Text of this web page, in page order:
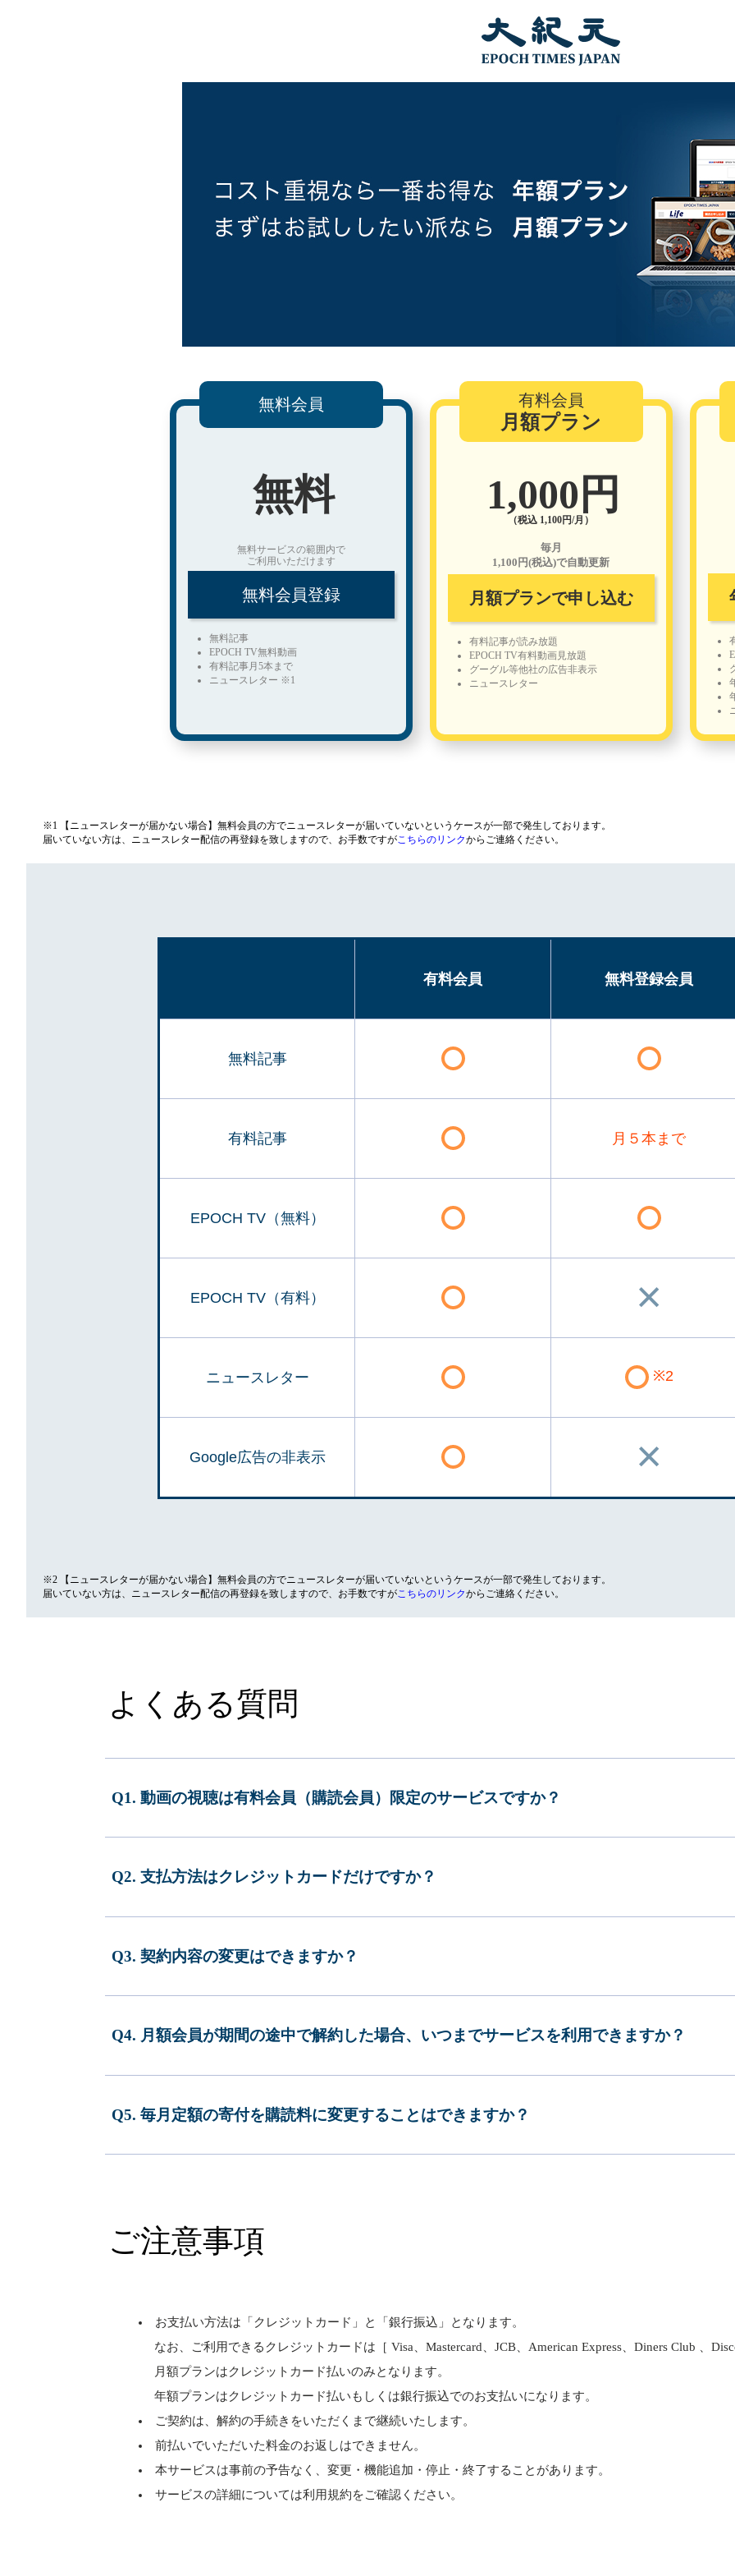
無料会員
無料
無料サービスの範囲内で
ご利用いただけます
無料会員登録
無料記事
EPOCH TV無料動画
有料記事月5本まで
ニュースレター ※1
有料会員
月額プラン
1,000円
（税込 1,100円/月）
毎月
1,100円(税込)で自動更新
月額プランで申し込む
有料記事が読み放題
EPOCH TV有料動画見放題
グーグル等他社の広告非表示
ニュースレター
※1 【ニュースレターが届かない場合】無料会員の方でニュースレターが届いていないというケースが一部で発生しております。
届いていない方は、ニュースレター配信の再登録を致しますので、お手数ですがこちらのリンクからご連絡ください。
有料会員 無料登録会員
無料記事
有料記事 月５本まで
EPOCH TV（無料）
EPOCH TV（有料）
ニュースレター ※2
Google広告の非表示
※2 【ニュースレターが届かない場合】無料会員の方でニュースレターが届いていないというケースが一部で発生しております。
届いていない方は、ニュースレター配信の再登録を致しますので、お手数ですがこちらのリンクからご連絡ください。
よくある質問
Q1. 動画の視聴は有料会員（購読会員）限定のサービスですか？
Q2. 支払方法はクレジットカードだけですか？
Q3. 契約内容の変更はできますか？
Q4. 月額会員が期間の途中で解約した場合、いつまでサービスを利用できますか？
Q5. 毎月定額の寄付を購読料に変更することはできますか？
ご注意事項
お支払い方法は「クレジットカード」と「銀行振込」となります。
なお、ご利用できるクレジットカードは［ Visa、Mastercard、JCB、American Express、Diners Club 、
月額プランはクレジットカード払いのみとなります。
年額プランはクレジットカード払いもしくは銀行振込でのお支払いになります。
ご契約は、解約の手続きをいただくまで継続いたします。
前払いでいただいた料金のお返しはできません。
本サービスは事前の予告なく、変更・機能追加・停止・終了することがあります。
サービスの詳細については利用規約をご確認ください。